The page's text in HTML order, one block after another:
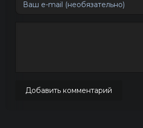
Добавить комментарий